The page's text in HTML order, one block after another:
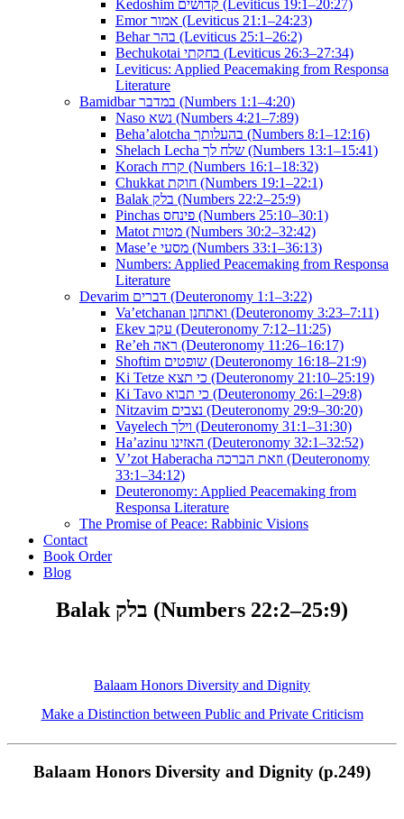
Kedoshim קדושים (Leviticus 19:1–20:27)
Emor אמור (Leviticus 21:1–24:23)
Behar בהר (Leviticus 25:1–26:2)
Bechukotai בחקתי (Leviticus 26:3–27:34)
Leviticus: Applied Peacemaking from Responsa
Literature
Bamidbar במדבר (Numbers 1:1–4:20)
Naso נשא (Numbers 4:21–7:89)
Beha’alotcha בהעלותך (Numbers 8:1–12:16)
Shelach Lecha שלח לך (Numbers 13:1–15:41)
Korach קרח (Numbers 16:1–18:32)
Chukkat חוקת (Numbers 19:1–22:1)
Balak בלק (Numbers 22:2–25:9)
Pinchas פינחס (Numbers 25:10–30:1)
Matot מטות (Numbers 30:2–32:42)
Mase’e מסעי (Numbers 33:1–36:13)
Numbers: Applied Peacemaking from Responsa
Literature
Devarim דברים (Deuteronomy 1:1–3:22)
Va’etchanan ואתחנן (Deuteronomy 3:23–7:11)
Ekev עקב (Deuteronomy 7:12–11:25)
Re’eh ראה (Deuteronomy 11:26–16:17)
Shoftim שופטים (Deuteronomy 16:18–21:9)
Ki Tetze כי תצא (Deuteronomy 21:10–25:19)
Ki Tavo כי תבוא (Deuteronomy 26:1–29:8)
Nitzavim נצבים (Deuteronomy 29:9–30:20)
Vayelech וילך (Deuteronomy 31:1–31:30)
Ha’azinu האזינו (Deuteronomy 32:1–32:52)
V’zot Haberacha וזאת הברכה (Deuteronomy
33:1–34:12)
Deuteronomy: Applied Peacemaking from
Responsa Literature
The Promise of Peace: Rabbinic Visions
Contact
Book Order
Blog
Balak בלק (Numbers 22:2–25:9)
Balaam Honors Diversity and Dignity
Make a Distinction between Public and Private Criticism
Balaam Honors Diversity and Dignity (p.249)